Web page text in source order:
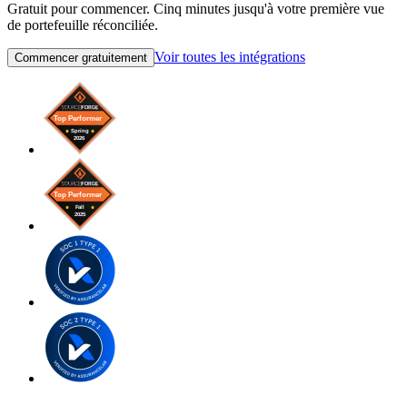
Gratuit pour commencer. Cinq minutes jusqu'à votre première vue
de portefeuille réconciliée.
Commencer gratuitement Voir toutes les intégrations